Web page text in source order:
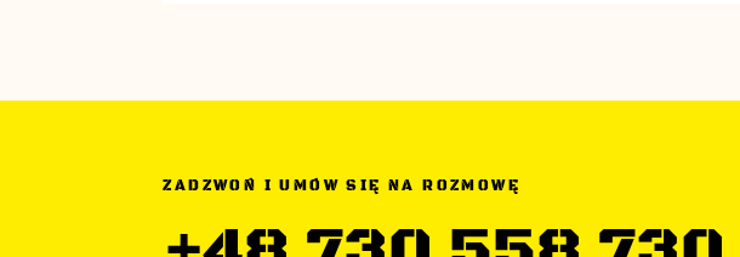
ZADZWOŃ I UMÓW SIĘ NA ROZMOWĘ